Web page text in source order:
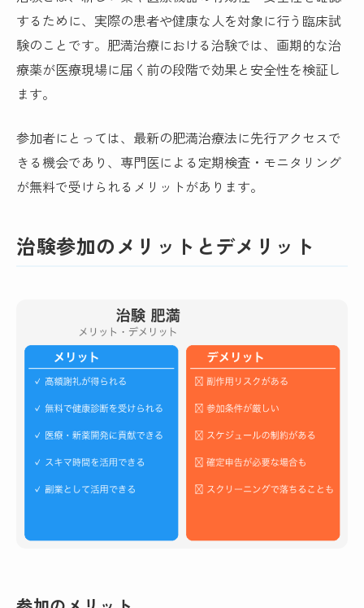
するために、実際の患者や健康な人を対象に行う臨床試
験のことです。肥満治療における治験では、画期的な治
療薬が医療現場に届く前の段階で効果と安全性を検証し
ます。
参加者にとっては、最新の肥満治療法に先行アクセスで
きる機会であり、専門医による定期検査・モニタリング
が無料で受けられるメリットがあります。
治験参加のメリットとデメリット